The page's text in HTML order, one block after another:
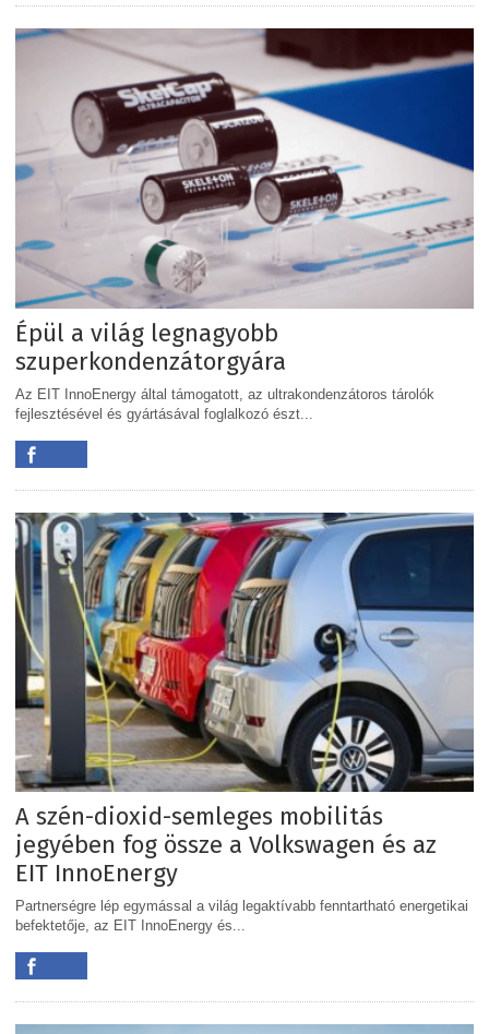
Épül a világ legnagyobb
szuperkondenzátorgyára
Az EIT InnoEnergy által támogatott, az ultrakondenzátoros tárolók
fejlesztésével és gyártásával foglalkozó észt...
A szén-dioxid-semleges mobilitás
jegyében fog össze a Volkswagen és az
EIT InnoEnergy
Partnerségre lép egymással a világ legaktívabb fenntartható energetikai
befektetője, az EIT InnoEnergy és...